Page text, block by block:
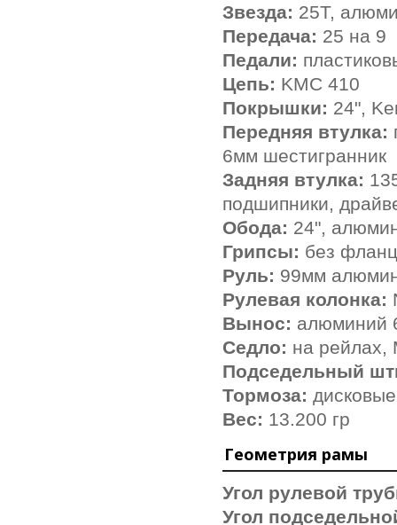
Звезда: 25Т,
Передача: 25 на 9
Педали:
Цепь: KMC 410
Покрышки: 24", K
Передняя втулка:
6мм шестигранник
Задняя втулка:
подшипники,
Обода: 24",
Грипсы: без
Руль: 99мм
Рулевая колонка:
Вынос: алюминий
Седло: на рейлах,
Подседельный
Тормоза:
Вес: 13.200 гр
Геометрия рамы
Угол рулевой
Угол